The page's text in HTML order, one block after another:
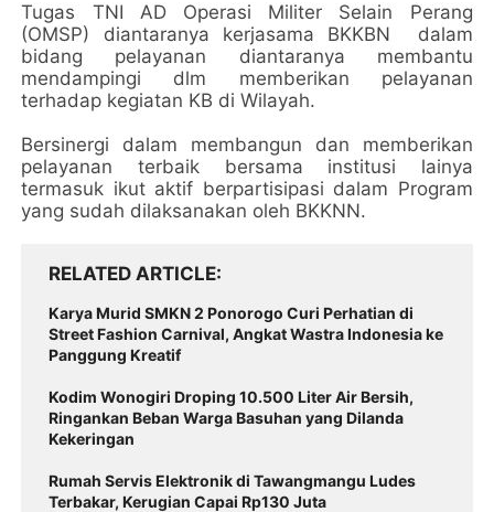
Tugas TNI AD Operasi Militer Selain Perang
(OMSP) diantaranya kerjasama BKKBN dalam
bidang pelayanan diantaranya membantu
mendampingi dlm memberikan pelayanan
terhadap kegiatan KB di Wilayah.
Bersinergi dalam membangun dan memberikan
pelayanan terbaik bersama institusi lainya
termasuk ikut aktif berpartisipasi dalam Program
yang sudah dilaksanakan oleh BKKNN.
RELATED ARTICLE
Karya Murid SMKN 2 Ponorogo Curi Perhatian di
Street Fashion Carnival, Angkat Wastra Indonesia ke
Panggung Kreatif
Kodim Wonogiri Droping 10.500 Liter Air Bersih,
Ringankan Beban Warga Basuhan yang Dilanda
Kekeringan
Rumah Servis Elektronik di Tawangmangu Ludes
Terbakar, Kerugian Capai Rp130 Juta